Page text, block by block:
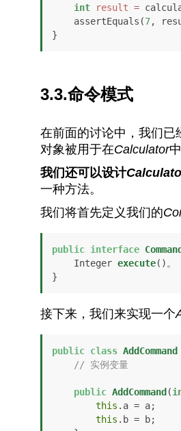
int
result =
    assertEquals(
7,
}
3.3.命令模式
在前面的讨论中，我们已
对象被用于在Calculator
我们还可以设计
一种方法。
我们将首先定义我们的
public interface Command
    Integer
execute() 。
}
接下来，我们来实现一个
public class AddCommand
// 实例变量
public AddCommand (
this .a = a;
this .b = b;